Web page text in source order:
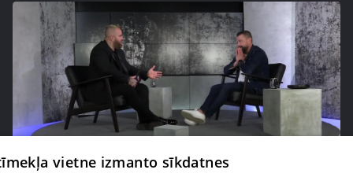
pirms 3 gadiem, 3 mēnešiem
vietne izmanto sīkdatnes